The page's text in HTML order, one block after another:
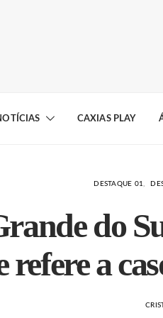
CAXIAS PLAY
DESTAQUE 01
do
refere a